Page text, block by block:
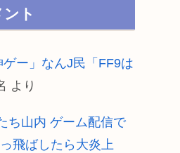
ト
ー」なんJ民「FF9は
より
ち山内 ゲーム配信で
飛ばしたら大炎上